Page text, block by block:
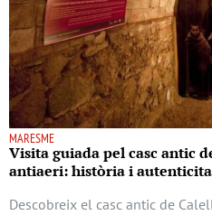
MARESME
Visita guiada pel casc antic
antiaeri: història i
Descobreix el casc antic de